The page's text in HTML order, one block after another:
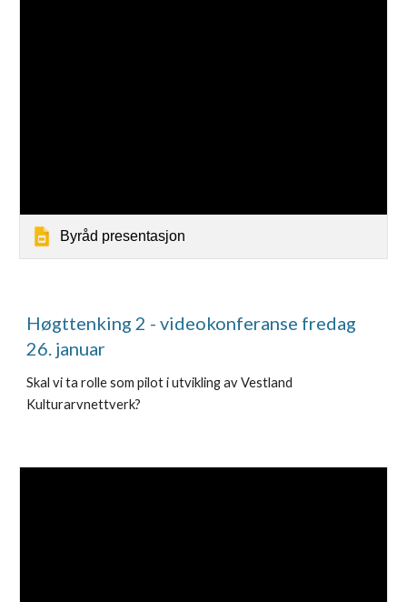
Byråd presentasjon
Høgttenking 2 - videokonferanse fredag
26. januar
Skal vi ta rolle som pilot i utvikling av Vestland
Kulturarvnettverk?